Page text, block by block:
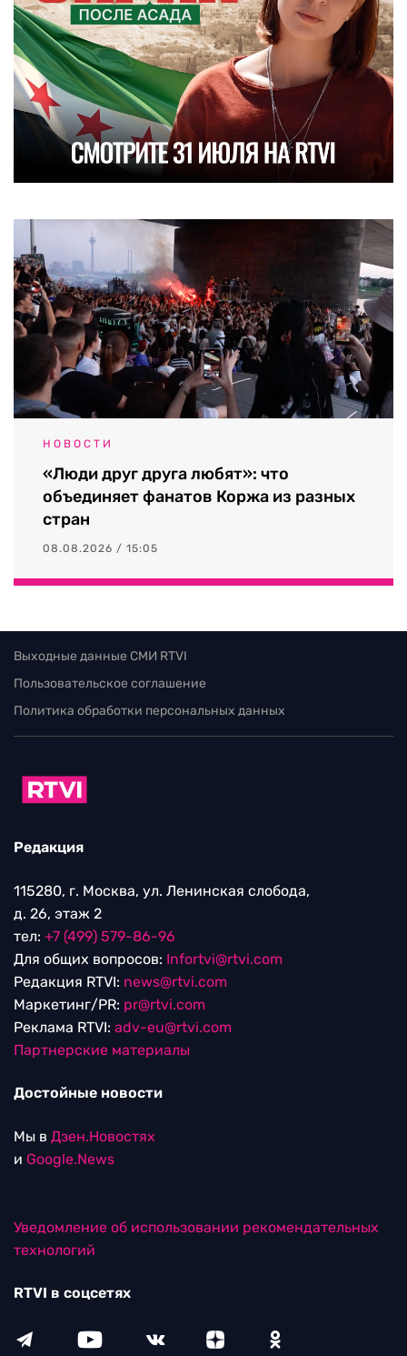
НОВОСТИ
«Люди друг друга любят»: что
объединяет фанатов Коржа из разных
стран
08.08.2026 / 15:05
Выходные данные СМИ RTVI
Пользовательское соглашение
Политика обработки персональных данных
Редакция
115280, г. Москва, ул. Ленинская слобода,
д. 26, этаж 2
тел: +7 (499) 579-86-96
Для общих вопросов: Infortvi@rtvi.com
Редакция RTVI: news@rtvi.com
Маркетинг/PR: pr@rtvi.com
Реклама RTVI: adv-eu@rtvi.com
Партнерские материалы
Достойные новости
Мы в Дзен.Новостях
и Google.News
Уведомление об использовании рекомендательных
технологий
RTVI в соцсетях